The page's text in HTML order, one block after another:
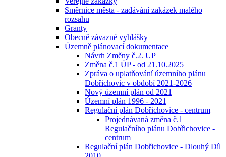
Směrnice města - zadávání zakázek malého
rozsahu
Granty
Obecně závazné vyhlášky
Územně plánovací dokumentace
Návrh Změny č.2. UP
Změna č.1 ÚP - od 21.10.2025
Zpráva o uplatňování územního plánu
Dobřichovic v období 2021-2026
Nový územní plán od 2021
Územní plán 1996 - 2021
Regulační plán Dobřichovice - centrum
Projednávaná změna č.1
Regulačního plánu Dobřichovice -
centrum
Regulační plán Dobřichovice - Dlouhý Díl